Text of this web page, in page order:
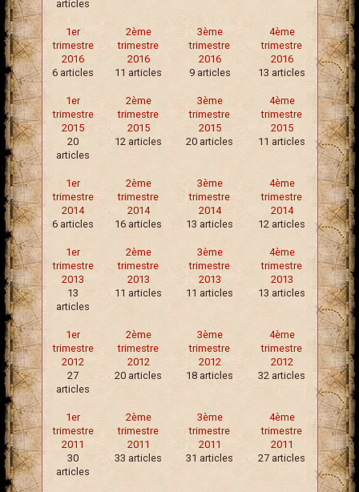
articles
1er
trimestre
2016
6 articles
2ème
trimestre
2016
11 articles
3ème
trimestre
2016
9 articles
4ème
trimestre
2016
13 articles
1er
trimestre
2015
20
articles
2ème
trimestre
2015
12 articles
3ème
trimestre
2015
20 articles
4ème
trimestre
2015
11 articles
1er
trimestre
2014
6 articles
2ème
trimestre
2014
16 articles
3ème
trimestre
2014
13 articles
4ème
trimestre
2014
12 articles
1er
trimestre
2013
13
articles
2ème
trimestre
2013
11 articles
3ème
trimestre
2013
11 articles
4ème
trimestre
2013
13 articles
1er
trimestre
2012
27
articles
2ème
trimestre
2012
20 articles
3ème
trimestre
2012
18 articles
4ème
trimestre
2012
32 articles
1er
trimestre
2011
30
articles
2ème
trimestre
2011
33 articles
3ème
trimestre
2011
31 articles
4ème
trimestre
2011
27 articles